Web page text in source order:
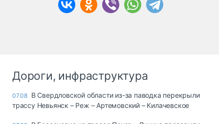
Дороги, инфраструктура
07.08 В Свердловской области из-за паводка перекрыли
трассу Невьянск – Реж – Артемовский – Килачевское